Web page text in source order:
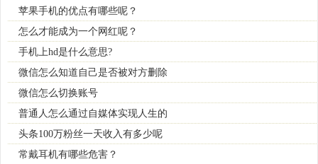
苹果手机的优点有哪些呢？
怎么才能成为一个网红呢？
手机上hd是什么意思?
微信怎么知道自己是否被对方删除
微信怎么切换账号
普通人怎么通过自媒体实现人生的
头条100万粉丝一天收入有多少呢
常戴耳机有哪些危害？